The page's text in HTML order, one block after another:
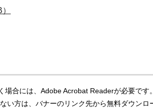
場合には、Adobe Acrobat Readerが必要です
い方は、バナーのリンク先から無料ダウンロ